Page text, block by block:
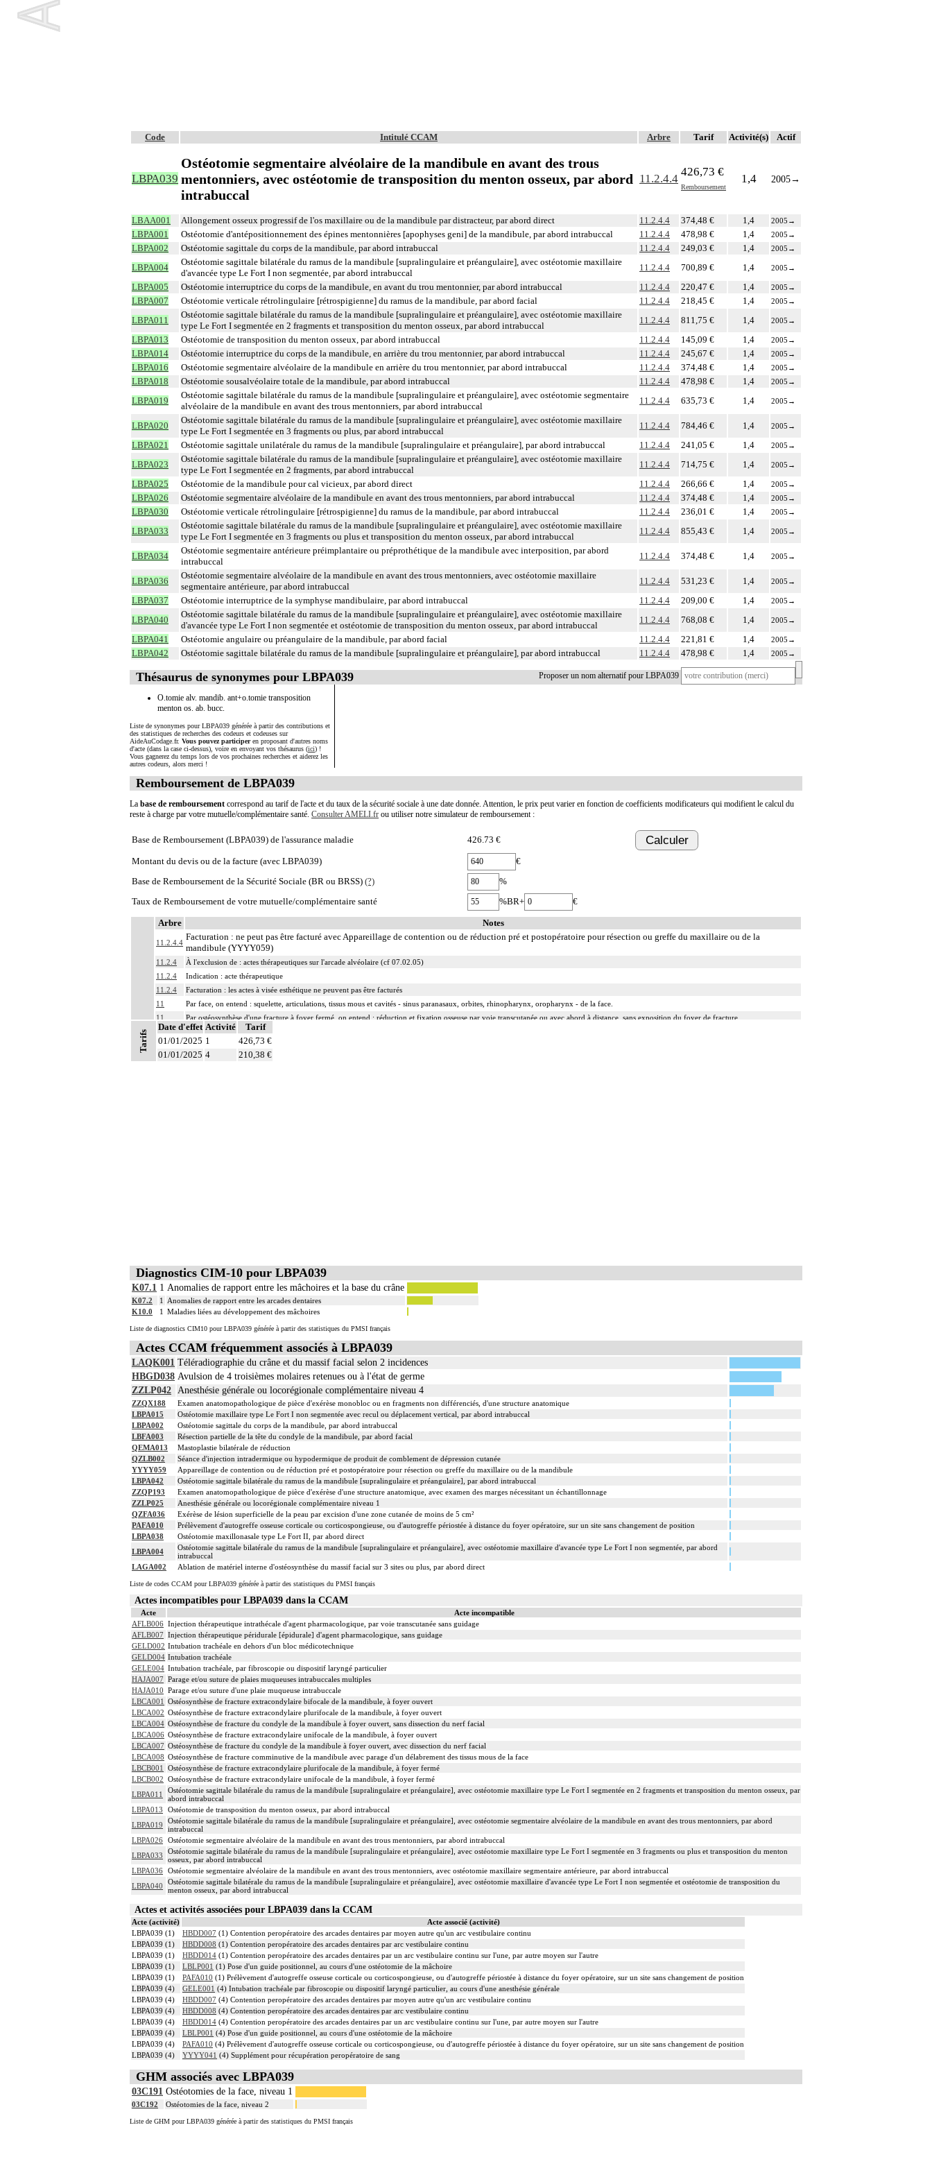
Code Intitulé CCAM Arbre Tarif Activité(s) Actif
LBPA039
Ostéotomie segmentaire alvéolaire de la mandibule en avant des trous
mentonniers, avec ostéotomie de transposition du menton osseux, par abord
intrabuccal
11.2.4.4
426,73 €
Remboursement
1,4 2005→
LBAA001 Allongement osseux progressif de l'os maxillaire ou de la mandibule par distracteur, par abord direct 11.2.4.4 374,48 € 1,4 2005 →
LBPA001 Ostéotomie d'antépositionnement des épines mentonnières [apophyses geni] de la mandibule, par abord intrabuccal 11.2.4.4 478,98 € 1,4 2005 →
LBPA002 Ostéotomie sagittale du corps de la mandibule, par abord intrabuccal 11.2.4.4 249,03 € 1,4 2005 →
LBPA004
Ostéotomie sagittale bilatérale du ramus de la mandibule [supralingulaire et préangulaire], avec ostéotomie maxillaire
d'avancée type Le Fort I non segmentée, par abord intrabuccal
11.2.4.4 700,89 € 1,4 2005 →
LBPA005 Ostéotomie interruptrice du corps de la mandibule, en avant du trou mentonnier, par abord intrabuccal 11.2.4.4 220,47 € 1,4 2005 →
LBPA007 Ostéotomie verticale rétrolingulaire [rétrospigienne] du ramus de la mandibule, par abord facial 11.2.4.4 218,45 € 1,4 2005 →
LBPA011
Ostéotomie sagittale bilatérale du ramus de la mandibule [supralingulaire et préangulaire], avec ostéotomie maxillaire
type Le Fort I segmentée en 2 fragments et transposition du menton osseux, par abord intrabuccal
11.2.4.4 811,75 € 1,4 2005 →
LBPA013 Ostéotomie de transposition du menton osseux, par abord intrabuccal 11.2.4.4 145,09 € 1,4 2005 →
LBPA014 Ostéotomie interruptrice du corps de la mandibule, en arrière du trou mentonnier, par abord intrabuccal 11.2.4.4 245,67 € 1,4 2005 →
LBPA016 Ostéotomie segmentaire alvéolaire de la mandibule en arrière du trou mentonnier, par abord intrabuccal 11.2.4.4 374,48 € 1,4 2005 →
LBPA018 Ostéotomie sousalvéolaire totale de la mandibule, par abord intrabuccal 11.2.4.4 478,98 € 1,4 2005 →
LBPA019
Ostéotomie sagittale bilatérale du ramus de la mandibule [supralingulaire et préangulaire], avec ostéotomie segmentaire
alvéolaire de la mandibule en avant des trous mentonniers, par abord intrabuccal
11.2.4.4 635,73 € 1,4 2005 →
LBPA020
Ostéotomie sagittale bilatérale du ramus de la mandibule [supralingulaire et préangulaire], avec ostéotomie maxillaire
type Le Fort I segmentée en 3 fragments ou plus, par abord intrabuccal
11.2.4.4 784,46 € 1,4 2005 →
LBPA021 Ostéotomie sagittale unilatérale du ramus de la mandibule [supralingulaire et préangulaire], par abord intrabuccal 11.2.4.4 241,05 € 1,4 2005 →
LBPA023
Ostéotomie sagittale bilatérale du ramus de la mandibule [supralingulaire et préangulaire], avec ostéotomie maxillaire
type Le Fort I segmentée en 2 fragments, par abord intrabuccal
11.2.4.4 714,75 € 1,4 2005 →
LBPA025 Ostéotomie de la mandibule pour cal vicieux, par abord direct 11.2.4.4 266,66 € 1,4 2005 →
LBPA026 Ostéotomie segmentaire alvéolaire de la mandibule en avant des trous mentonniers, par abord intrabuccal 11.2.4.4 374,48 € 1,4 2005 →
LBPA030 Ostéotomie verticale rétrolingulaire [rétrospigienne] du ramus de la mandibule, par abord intrabuccal 11.2.4.4 236,01 € 1,4 2005 →
LBPA033
Ostéotomie sagittale bilatérale du ramus de la mandibule [supralingulaire et préangulaire], avec ostéotomie maxillaire
type Le Fort I segmentée en 3 fragments ou plus et transposition du menton osseux, par abord intrabuccal
11.2.4.4 855,43 € 1,4 2005 →
LBPA034
Ostéotomie segmentaire antérieure préimplantaire ou préprothétique de la mandibule avec interposition, par abord
intrabuccal
11.2.4.4 374,48 € 1,4 2005 →
LBPA036
Ostéotomie segmentaire alvéolaire de la mandibule en avant des trous mentonniers, avec ostéotomie maxillaire
segmentaire antérieure, par abord intrabuccal
11.2.4.4 531,23 € 1,4 2005 →
LBPA037 Ostéotomie interruptrice de la symphyse mandibulaire, par abord intrabuccal 11.2.4.4 209,00 € 1,4 2005 →
LBPA040
Ostéotomie sagittale bilatérale du ramus de la mandibule [supralingulaire et préangulaire], avec ostéotomie maxillaire
d'avancée type Le Fort I non segmentée et ostéotomie de transposition du menton osseux, par abord intrabuccal
11.2.4.4 768,08 € 1,4 2005 →
LBPA041 Ostéotomie angulaire ou préangulaire de la mandibule, par abord facial 11.2.4.4 221,81 € 1,4 2005 →
LBPA042 Ostéotomie sagittale bilatérale du ramus de la mandibule [supralingulaire et préangulaire], par abord intrabuccal 11.2.4.4 478,98 € 1,4 2005 →
Proposer un nom alternatif pour LBPA039
Thésaurus de synonymes pour LBPA039
O.tomie alv. mandib. ant+o.tomie transposition
menton os. ab. bucc.
Liste de synonymes pour LBPA039 générée à partir des contributions et
des statistiques de recherches des codeurs et codeuses sur
AideAuCodage.fr. Vous pouvez participeren proposant d'autres noms
d'acte (dans la case ci-dessus), voire en envoyant vos thésaurus (ici) !
Vous gagnerez du temps lors de vos prochaines recherches et aiderez les
autres codeurs, alors merci !
Remboursement de LBPA039
La base de remboursement correspond au tarif de l'acte et du taux de la sécurité sociale à une date donnée. Attention, le prix peut varier en fonction de coefficients modificateurs qui modifient le calcul du
reste à charge par votre mutuelle/complémentaire santé. Consulter AMELI.fr ou utiliser notre simulateur de remboursement :
Base de Remboursement (LBPA039) de l'assurance maladie 426.73 € Calculer
Montant du devis ou de la facture (avec LBPA039)
€
Base de Remboursement de la Sécurité Sociale (BR ou BRSS) (?)
%
Taux de Remboursement de votre mutuelle/complémentaire santé
%BR+ €
Notes
Arbre Notes
11.2.4.4
Facturation : ne peut pas être facturé avec Appareillage de contention ou de réduction pré et postopératoire pour résection ou greffe du maxillaire ou de la
mandibule (YYYY059)
11.2.4
À l'exclusion de : actes thérapeutiques sur l'arcade alvéolaire (cf 07.02.05)
11.2.4
Indication : acte thérapeutique
11.2.4
Facturation : les actes à visée esthétique ne peuvent pas être facturés
11
Par face, on entend : squelette, articulations, tissus mous et cavités - sinus paranasaux, orbites, rhinopharynx, oropharynx - de la face.
11
Par ostéosynthèse d'une fracture à foyer fermé, on entend : réduction et fixation osseuse par voie transcutanée ou avec abord à distance, sans exposition du foyer de fracture.
11
Par ostéosynthèse d'une fracture à foyer ouvert, on entend : réduction et fixation osseuse avec exposition du foyer de fracture.
Par évidement d'un os, on entend :
- cratérisation [sauciérisation] osseuse
Tarifs
Date d'effet Activité
Tarif
01/01/2025 1
426,73 €
01/01/2025 4 210,38 €
Diagnostics CIM-10 pour LBPA039
K07.1 1 Anomalies de rapport entre les mâchoires et la base du crâne
K07.2 1
Anomalies de rapport entre les arcades dentaires
K10.0
1 Maladies liées au développement des mâchoires
Liste de diagnostics CIM10 pour LBPA039 générée à partir des statistiques du PMSI français
Actes CCAM fréquemment associés à LBPA039
LAQK001 Téléradiographie du crâne et du massif facial selon 2 incidences
HBGD038 Avulsion de 4 troisièmes molaires retenues ou à l'état de germe
ZZLP042 Anesthésie générale ou locorégionale complémentaire niveau 4
ZZQX188
Examen anatomopathologique de pièce d'exérèse monobloc ou en fragments non différenciés, d'une structure anatomique
LBPA015
Ostéotomie maxillaire type Le Fort I non segmentée avec recul ou déplacement vertical, par abord intrabuccal
LBPA002
Ostéotomie sagittale du corps de la mandibule, par abord intrabuccal
LBFA003
Résection partielle de la tête du condyle de la mandibule, par abord facial
QEMA013
Mastoplastie bilatérale de réduction
QZLB002
Séance d'injection intradermique ou hypodermique de produit de comblement de dépression cutanée
YYYY059
Appareillage de contention ou de réduction pré et postopératoire pour résection ou greffe du maxillaire ou de la mandibule
LBPA042
Ostéotomie sagittale bilatérale du ramus de la mandibule [supralingulaire et préangulaire], par abord intrabuccal
ZZQP193
Examen anatomopathologique de pièce d'exérèse d'une structure anatomique, avec examen des marges nécessitant un échantillonnage
ZZLP025
Anesthésie générale ou locorégionale complémentaire niveau 1
QZFA036
Exérèse de lésion superficielle de la peau par excision d'une zone cutanée de moins de 5 cm²
PAFA010
Prélèvement d'autogreffe osseuse corticale ou corticospongieuse, ou d'autogreffe périostée à distance du foyer opératoire, sur un site sans changement de position
LBPA038
Ostéotomie maxillonasale type Le Fort II, par abord direct
LBPA004
Ostéotomie sagittale bilatérale du ramus de la mandibule [supralingulaire et préangulaire], avec ostéotomie maxillaire d'avancée type Le Fort I non segmentée, par abord
intrabuccal
LAGA002
Ablation de matériel interne d'ostéosynthèse du massif facial sur 3 sites ou plus, par abord direct
Liste de codes CCAM pour LBPA039 générée à partir des statistiques du PMSI français
Actes incompatibles pour LBPA039 dans la CCAM
Acte
Acte incompatible
AFLB006 Injection thérapeutique intrathécale d'agent pharmacologique, par voie transcutanée sans guidage
AFLB007 Injection thérapeutique péridurale [épidurale] d'agent pharmacologique, sans guidage
GELD002 Intubation trachéale en dehors d'un bloc médicotechnique
GELD004 Intubation trachéale
GELE004 Intubation trachéale, par fibroscopie ou dispositif laryngé particulier
HAJA007 Parage et/ou suture de plaies muqueuses intrabuccales multiples
HAJA010 Parage et/ou suture d'une plaie muqueuse intrabuccale
LBCA001 Ostéosynthèse de fracture extracondylaire bifocale de la mandibule, à foyer ouvert
LBCA002 Ostéosynthèse de fracture extracondylaire plurifocale de la mandibule, à foyer ouvert
LBCA004 Ostéosynthèse de fracture du condyle de la mandibule à foyer ouvert, sans dissection du nerf facial
LBCA006 Ostéosynthèse de fracture extracondylaire unifocale de la mandibule, à foyer ouvert
LBCA007 Ostéosynthèse de fracture du condyle de la mandibule à foyer ouvert, avec dissection du nerf facial
LBCA008 Ostéosynthèse de fracture comminutive de la mandibule avec parage d'un délabrement des tissus mous de la face
LBCB001 Ostéosynthèse de fracture extracondylaire plurifocale de la mandibule, à foyer fermé
LBCB002 Ostéosynthèse de fracture extracondylaire unifocale de la mandibule, à foyer fermé
LBPA011
Ostéotomie sagittale bilatérale du ramus de la mandibule [supralingulaire et préangulaire], avec ostéotomie maxillaire type Le Fort I segmentée en 2 fragments et transposition du menton osseux, par
abord intrabuccal
LBPA013
Ostéotomie de transposition du menton osseux, par abord intrabuccal
LBPA019
Ostéotomie sagittale bilatérale du ramus de la mandibule [supralingulaire et préangulaire], avec ostéotomie segmentaire alvéolaire de la mandibule en avant des trous mentonniers, par abord
intrabuccal
LBPA026 Ostéotomie segmentaire alvéolaire de la mandibule en avant des trous mentonniers, par abord intrabuccal
LBPA033
Ostéotomie sagittale bilatérale du ramus de la mandibule [supralingulaire et préangulaire], avec ostéotomie maxillaire type Le Fort I segmentée en 3 fragments ou plus et transposition du menton
osseux, par abord intrabuccal
LBPA036 Ostéotomie segmentaire alvéolaire de la mandibule en avant des trous mentonniers, avec ostéotomie maxillaire segmentaire antérieure, par abord intrabuccal
LBPA040
Ostéotomie sagittale bilatérale du ramus de la mandibule [supralingulaire et préangulaire], avec ostéotomie maxillaire d'avancée type Le Fort I non segmentée et ostéotomie de transposition du
menton osseux, par abord intrabuccal
Actes et activités associées pour LBPA039 dans la CCAM
Acte (activité)
Acte associé (activité)
LBPA039 (1)
HBDD007 (1) Contention peropératoire des arcades dentaires par moyen autre qu'un arc vestibulaire continu
LBPA039 (1)
HBDD008 (1) Contention peropératoire des arcades dentaires par arc vestibulaire continu
LBPA039 (1)
HBDD014 (1) Contention peropératoire des arcades dentaires par un arc vestibulaire continu sur l'une, par autre moyen sur l'autre
LBPA039 (1)
LBLP001 (1) Pose d'un guide positionnel, au cours d'une ostéotomie de la mâchoire
LBPA039 (1)
PAFA010 (1) Prélèvement d'autogreffe osseuse corticale ou corticospongieuse, ou d'autogreffe périostée à distance du foyer opératoire, sur un site sans changement de position
LBPA039 (4)
GELE001 (4) Intubation trachéale par fibroscopie ou dispositif laryngé particulier, au cours d'une anesthésie générale
LBPA039 (4)
HBDD007 (4) Contention peropératoire des arcades dentaires par moyen autre qu'un arc vestibulaire continu
LBPA039 (4)
HBDD008 (4) Contention peropératoire des arcades dentaires par arc vestibulaire continu
LBPA039 (4)
HBDD014 (4) Contention peropératoire des arcades dentaires par un arc vestibulaire continu sur l'une, par autre moyen sur l'autre
LBPA039 (4)
LBLP001 (4) Pose d'un guide positionnel, au cours d'une ostéotomie de la mâchoire
LBPA039 (4)
PAFA010 (4) Prélèvement d'autogreffe osseuse corticale ou corticospongieuse, ou d'autogreffe périostée à distance du foyer opératoire, sur un site sans changement de position
LBPA039 (4)
YYYY041 (4) Supplément pour récupération peropératoire de sang
GHM associés avec LBPA039
03C191 Ostéotomies de la face, niveau 1
03C192 Ostéotomies de la face, niveau 2
Liste de GHM pour LBPA039 générée à partir des statistiques du PMSI français